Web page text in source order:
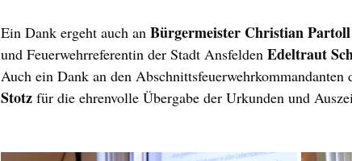
Ein Dank ergeht auch an Bürgermeister Christian Partoll
und Feuerwehrreferentin der Stadt Ansfelden Edeltraut
Auch ein Dank an den
Stotz für die ehrenvolle Übergabe der Urkunden und